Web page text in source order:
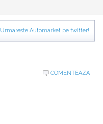
Urmareste Automarket pe twitter!
COMENTEAZA